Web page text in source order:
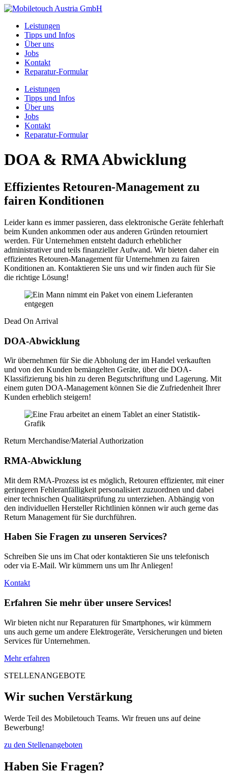
Leistungen
Tipps und Infos
Über uns
Jobs
Kontakt
Reparatur-Formular
Leistungen
Tipps und Infos
Über uns
Jobs
Kontakt
Reparatur-Formular
DOA & RMA Abwicklung
Effizientes Retouren-Management zu
fairen Konditionen
Leider kann es immer passieren, dass elektronische Geräte fehlerhaft
beim Kunden ankommen oder aus anderen Gründen retourniert
werden. Für Unternehmen entsteht dadurch erheblicher
administrativer und teils finanzieller Aufwand. Wir bieten daher ein
effizientes Retouren-Management für Unternehmen zu fairen
Konditionen an. Kontaktieren Sie uns und wir finden auch für Sie
die richtige Lösung!
Dead On Arrival
DOA-Abwicklung
Wir übernehmen für Sie die Abholung der im Handel verkauften
und von den Kunden bemängelten Geräte, über die DOA-
Klassifizierung bis hin zu deren Begutschriftung und Lagerung. Mit
einem guten DOA-Management können Sie die Zufriedenheit Ihrer
Kunden erheblich steigern!
Return Merchandise/Material Authorization
RMA-Abwicklung
Mit dem RMA-Prozess ist es möglich, Retouren effizienter, mit einer
geringeren Fehleranfälligkeit personalisiert zuzuordnen und dabei
einer technischen Qualitätsprüfung zu unterziehen. Abhängig von
den individuellen Hersteller Richtlinien können wir auch gerne das
Return Management für Sie durchführen.
Haben Sie Fragen zu unseren Services?
Schreiben Sie uns im Chat oder kontaktieren Sie uns telefonisch
oder via E-Mail. Wir kümmern uns um Ihr Anliegen!
Kontakt
Erfahren Sie mehr über unsere Services!
Wir bieten nicht nur Reparaturen für Smartphones, wir kümmern
uns auch gerne um andere Elektrogeräte, Versicherungen und bieten
Services für Unternehmen.
Mehr erfahren
STELLENANGEBOTE
Wir suchen Verstärkung
Werde Teil des Mobiletouch Teams. Wir freuen uns auf deine
Bewerbung!
zu den Stellenangeboten
Haben Sie Fragen?